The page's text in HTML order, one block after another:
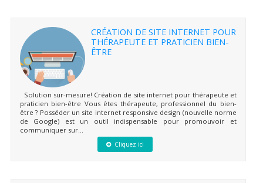
CRÉATION DE SITE INTERNET POUR
THÉRAPEUTE ET PRATICIEN BIEN-
ÊTRE
Solution sur-mesure! Création de site internet pour thérapeute et
praticien bien-être Vous êtes thérapeute, professionnel du bien-
être ? Posséder un site internet responsive design (nouvelle norme
de Google) est un outil indispensable pour promouvoir et
communiquer sur...
Cliquez ici